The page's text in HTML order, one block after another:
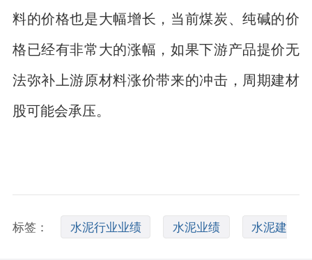
料的价格也是大幅增长，当前煤炭、纯碱的价
格已经有非常大的涨幅，如果下游产品提价无
法弥补上游原材料涨价带来的冲击，周期建材
股可能会承压。
标签： 水泥行业业绩 水泥业绩 水泥建